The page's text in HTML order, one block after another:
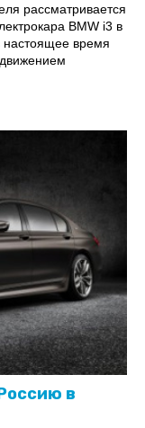
рассматривается
BMW i3 в
время
в